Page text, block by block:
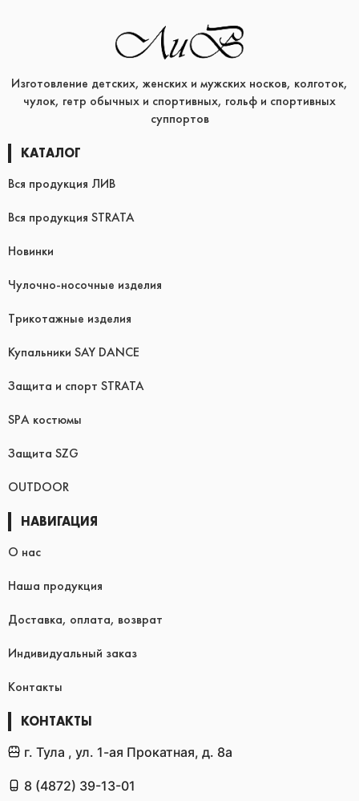
Изготовление детских, женских и мужских носков, колготок,
чулок, гетр обычных и спортивных, гольф и спортивных
суппортов
КАТАЛОГ
Вся продукция ЛИВ
Вся продукция STRATA
Новинки
Чулочно-носочные изделия
Трикотажные изделия
Купальники SAY DANCE
Защита и спорт STRATA
SPA костюмы
Защита SZG
OUTDOOR
НАВИГАЦИЯ
О нас
Наша продукция
Доставка, оплата, возврат
Индивидуальный заказ
Контакты
КОНТАКТЫ
г. Тула , ул. 1-ая Прокатная, д. 8а
8 (4872) 39-13-01